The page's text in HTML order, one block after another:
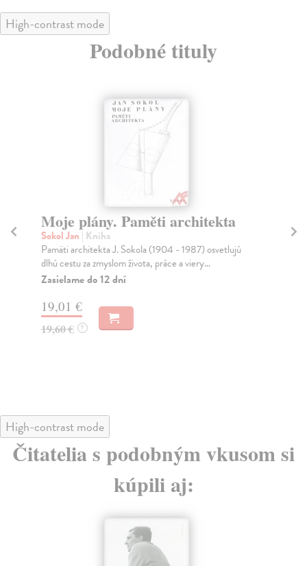
High-contrast mode
Podobné tituly
Architekt
Rudiš Martin| Kniha
Monografie dokumentuje výběr z portfolia ateliéru
RUDIŠ–RUDIŠ architekti. Představuje různé
typologi...
27,16 €
High-contrast mode
Čitatelia s podobným vkusom si
kúpili aj:
E-KNIHA